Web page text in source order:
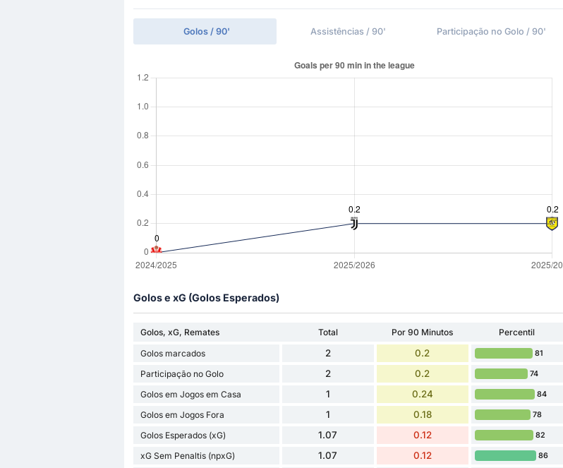
Golos / 90' Assistências / 90' Participação no Golo / 90'
Golos e xG (Golos Esperados)
Golos, xG, Remates Total Por 90 Minutos
Percentil
Golos marcados
2 0.2 81
Participação no Golo 2 0.2 74
Golos em Jogos em Casa 1 0.24 84
Golos em Jogos Fora 1 0.18 78
Golos Esperados (xG) 1.07 0.12 82
xG Sem Penaltis (npxG) 1.07 0.12 86